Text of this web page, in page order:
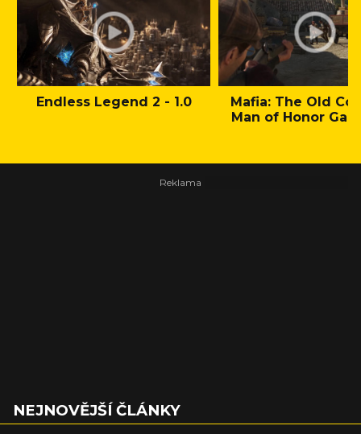
Endless Legend 2 - 1.0
Mafia: The Old
Man of Honor
NEJNOVĚJŠÍ ČLÁNKY